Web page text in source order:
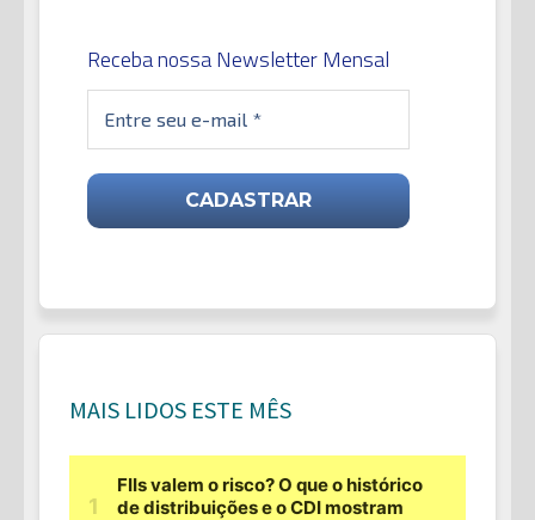
Receba nossa Newsletter Mensal
MAIS LIDOS ESTE MÊS